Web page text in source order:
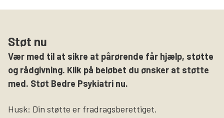
Støt nu
Vær med til at sikre at pårørende får hjælp, støtte
og rådgivning. Klik på beløbet du ønsker at støtte
med. Støt Bedre Psykiatri nu.
Husk: Din støtte er fradragsberettiget.